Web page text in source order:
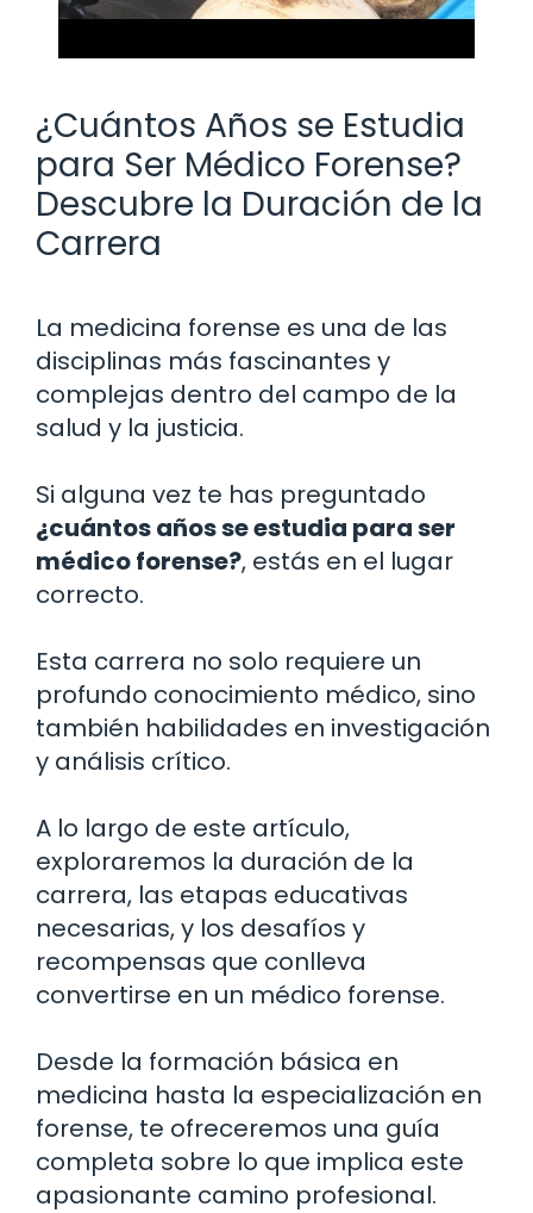
¿Cuántos Años se Estudia
para Ser Médico Forense?
Descubre la Duración de la
Carrera
La medicina forense es una de las
disciplinas más fascinantes y
complejas dentro del campo de la
salud y la justicia.
Si alguna vez te has preguntado
¿cuántos años se estudia para ser
médico forense?, estás en el lugar
correcto.
Esta carrera no solo requiere un
profundo conocimiento médico, sino
también habilidades en investigación
y análisis crítico.
A lo largo de este artículo,
exploraremos la duración de la
carrera, las etapas educativas
necesarias, y los desafíos y
recompensas que conlleva
convertirse en un médico forense.
Desde la formación básica en
medicina hasta la especialización en
forense, te ofreceremos una guía
completa sobre lo que implica este
apasionante camino profesional.